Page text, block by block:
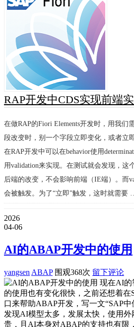
RAP开发中CDS实现前端
在做RAP的Fiori Elements开发时，用我们
段改变时，别一个字段立即变化，或者立
在RAP开发中可以在behavior使用
用validation来实现。在测试就会发现，这
后端的改变，不会影响前端（IE端）。而
会被触发。为了“立即”触发，这时就需要 …
2026
04-06
AI的ABAP开发中的使用
yangsen ABAP围观368次 留下评论
现在AI的
的使用也有变化很快，之前还想着
口来帮助ABAP开发，写一文“SAP
发现AI模型太多，发展太快，使用
贵，且AI本身对ABAP的支持也有限